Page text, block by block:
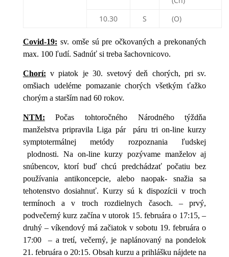
10.30
S (O)
Covid-19: sv. omše sú pre očkovaných a prekonaných
max. 100 ľudí. Sadnúť si treba šachovnicovo.
Chorí: v piatok je 30. svetový deň chorých, pri sv.
omšiach udeléme pomazanie chorých všetkým ťažko
chorým a starším nad 60 rokov.
NTM:
Počas tohtoročného Národného týždňa
manželstva pripravila Liga pár
páru tri on-line kurzy
symptotermálnej metódy rozpoznania ľudskej
plodnosti.Na on-line kurzy pozývame manželov aj
snúbencov, ktorí buď chcú
predchádzať počatiu bez
používania antikoncepcie, alebo naopak- snažia
sa
tehotenstvo dosiahnuť. Kurzy sú k dispozícii v troch
termínoch a v troch rozdielnych časoch.
– prvý,
podvečerný kurz začína v utorok 15. februára o 17:15, –
druhý – víkendový má začiatok v sobotu 19. februára o
17:00
– a tretí, večerný, je naplánovaný na pondelok
21. februára o 20:15. Obsah kurzu a prihlášku nájdete na